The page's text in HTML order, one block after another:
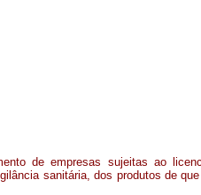
de empresas sujeitas ao
sanitária, dos produtos de